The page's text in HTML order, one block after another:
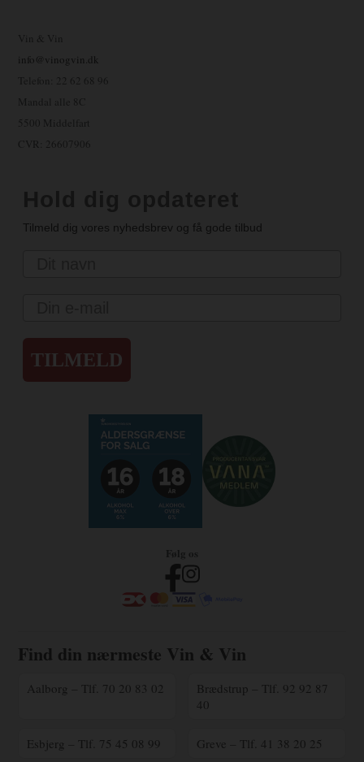
Vin & Vin
info@vinogvin.dk
Telefon: 22 62 68 96
Mandal alle 8C
5500 Middelfart
CVR: 26607906
Tilmeld dig vores nyhedsbrev og få gode tilbud
TILMELD
Følg os
Find din nærmeste Vin & Vin
Aalborg – Tlf. 70 20 83 02
Brædstrup – Tlf. 92 92 87
40
Esbjerg – Tlf. 75 45 08 99 Greve – Tlf. 41 38 20 25